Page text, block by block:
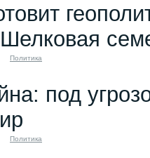
Политика
под
Политика